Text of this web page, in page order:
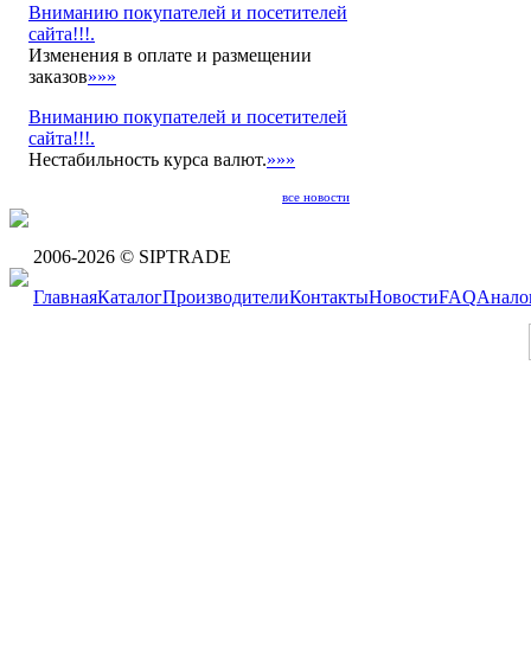
Вниманию покупателей и посетителей
сайта!!!.
Изменения в оплате и размещении
заказов»»»
Вниманию покупателей и посетителей
сайта!!!.
Нестабильность курса валют.»»»
все новости
2006-2026 © SIPTRADE
ГлавнаяКаталогПроизводителиКонтактыНовостиFAQ